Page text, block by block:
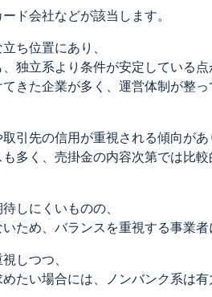
ド会社などが該当します。
ち位置にあり、
独立系より条件が安定している点
きた企業が多く、運営体制が整
引先の信用が重視される傾向があ
多く、売掛金の内容次第では比
しにくいものの、
ため、バランスを重視する事業者
しつつ、
たい場合には、ノンバンク系は